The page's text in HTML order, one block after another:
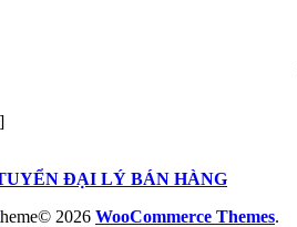
ĐẠI LÝ BÁN HÀNG
2026 WooCommerce Themes.